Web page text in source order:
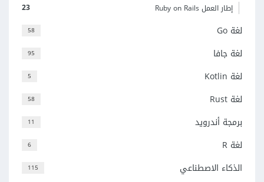
23 إطار العمل Ruby on Rails
58 لغة Go
95 لغة جافا
5 لغة Kotlin
58 لغة Rust
11 برمجة أندرويد
6 لغة R
115 الذكاء الاصطناعي